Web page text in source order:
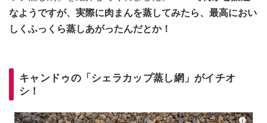
なようですが、実際に肉まんを蒸してみたら、最高におい
しくふっくら蒸しあがったんだとか！
キャンドゥの「シェラカップ蒸し網」がイチオ
シ！